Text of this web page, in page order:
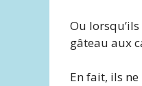
Ou
gâteau aux
En fait, ils